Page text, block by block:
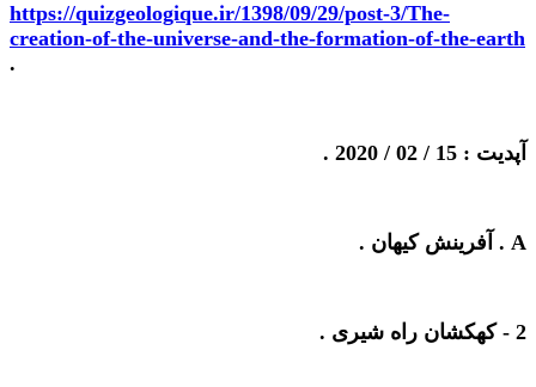
https://quizgeologique.ir/1398/09/29/post-3/The-
creation-of-the-universe-and-the-formation-of-the-earth
.
آپدیت : 15 / 02 / 2020 .
A . آفرینش کیهان .
2 - کهکشان راه شیری .